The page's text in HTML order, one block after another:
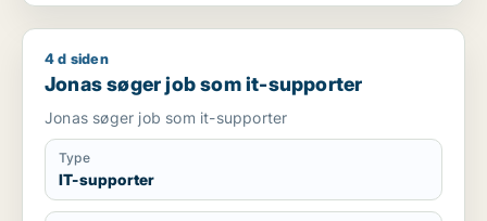
Jonas søger job som it-supporter
4 d siden
Jonas søger job som it-supporter
Jonas søger job som it-supporter
Type
IT-supporter